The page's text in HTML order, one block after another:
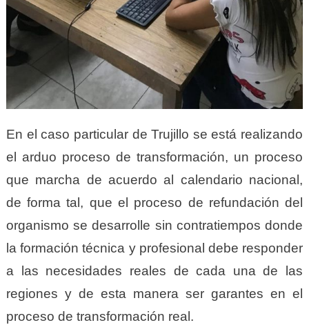
En el caso particular de Trujillo se está realizando
el arduo proceso de transformación, un proceso
que marcha de acuerdo al calendario nacional,
de forma tal, que el proceso de refundación del
organismo se desarrolle sin contratiempos donde
la formación técnica y profesional debe responder
a las necesidades reales de cada una de las
regiones y de esta manera ser garantes en el
proceso de transformación real.